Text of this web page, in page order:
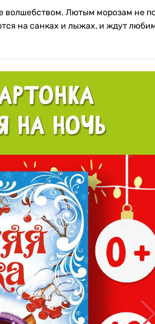
Лютым морозам не
на санках и лыжах, и ждут